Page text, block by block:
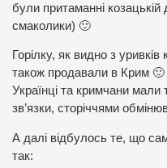
були притаманні козацькій
смаколики) 🙂
Горілку, як видно з
також продавали в Крим 🙂
Українці та кримчани мали
зв’язки, сторіччями
А далі відбулось те, що
так: